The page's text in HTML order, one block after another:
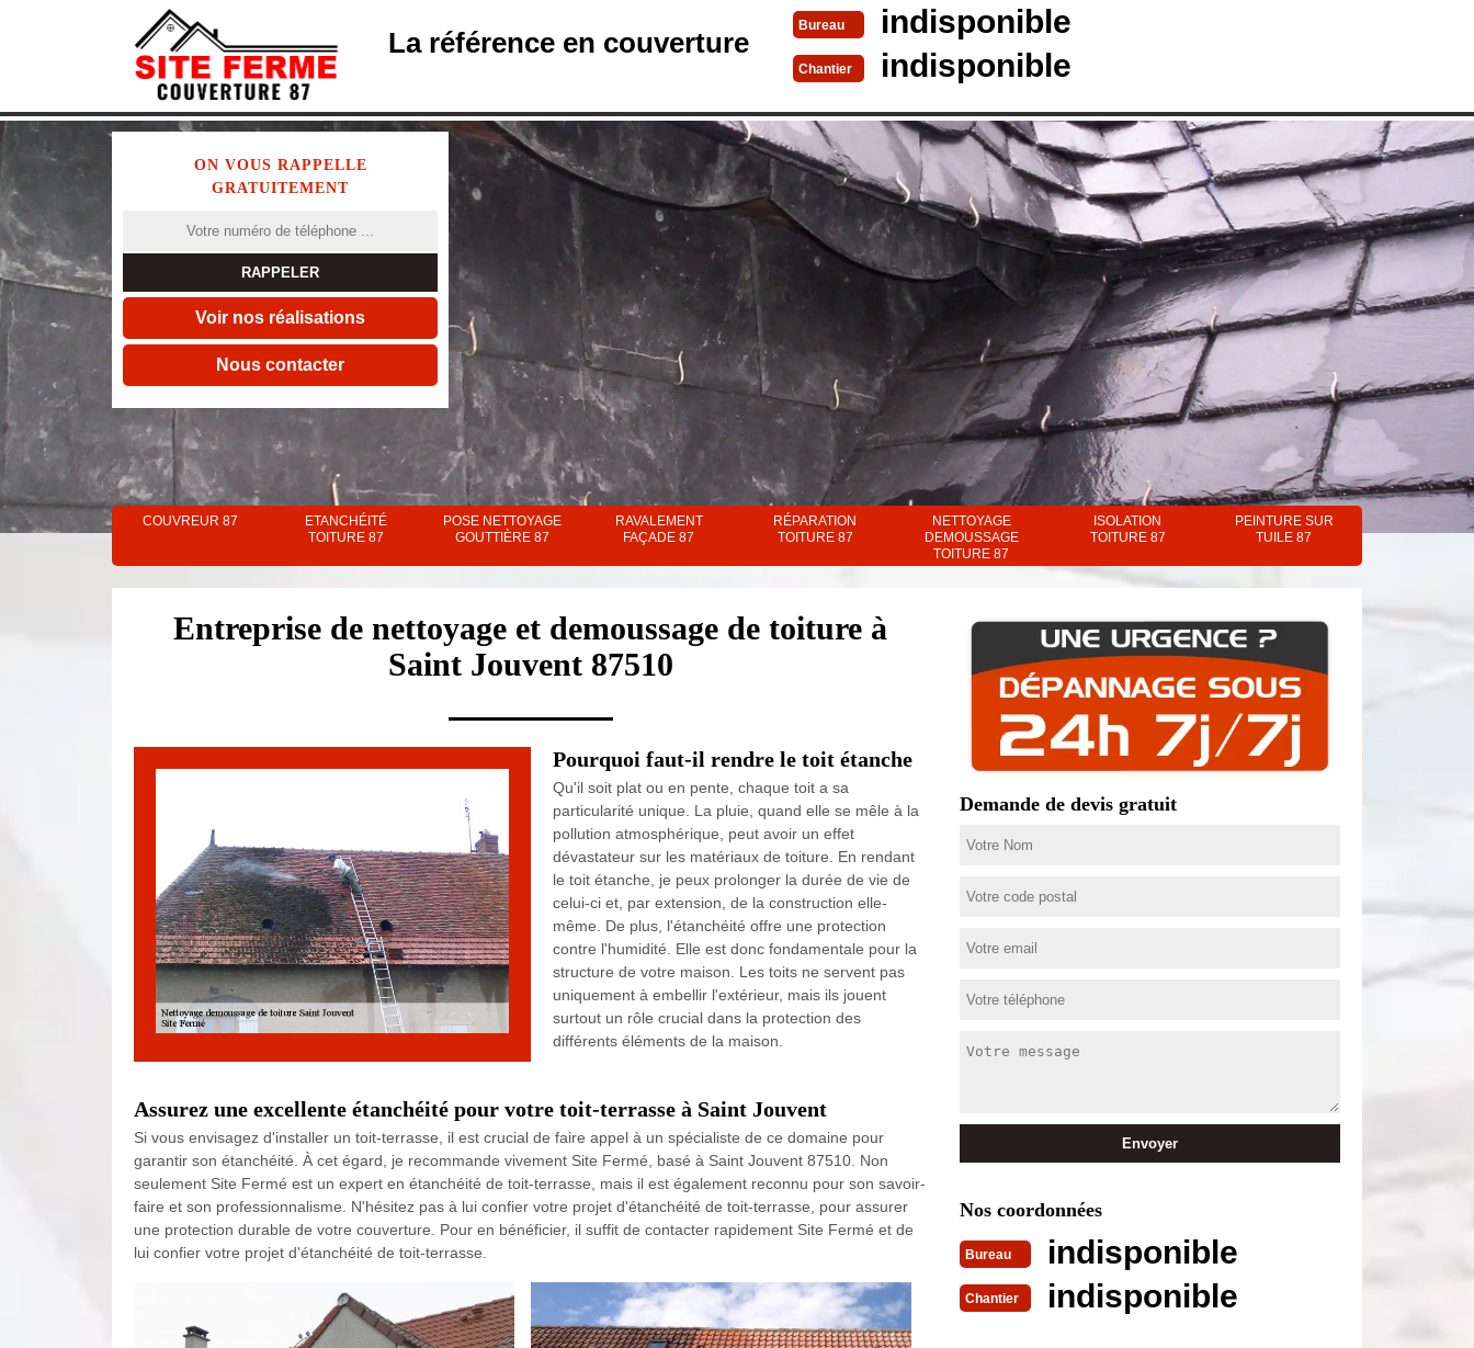
La référence en couverture
Bureau indisponible
Chantier indisponible
ON VOUS RAPPELLE
GRATUITEMENT
Voir nos réalisations
Nous contacter
COUVREUR 87
ETANCHÉITÉ
TOITURE 87
POSE NETTOYAGE
GOUTTIÈRE 87
RAVALEMENT
FAÇADE 87
RÉPARATION
TOITURE 87
NETTOYAGE
DEMOUSSAGE
TOITURE 87
ISOLATION
TOITURE 87
PEINTURE SUR
TUILE 87
Entreprise de nettoyage et demoussage de toiture à
Saint Jouvent 87510
Pourquoi faut-il rendre le toit étanche
Qu'il soit plat ou en pente, chaque toit a sa
particularité unique. La pluie, quand elle se mêle à la
pollution atmosphérique, peut avoir un effet
dévastateur sur les matériaux de toiture. En rendant
le toit étanche, je peux prolonger la durée de vie de
celui-ci et, par extension, de la construction elle-
même. De plus, l'étanchéité offre une protection
contre l'humidité. Elle est donc fondamentale pour la
structure de votre maison. Les toits ne servent pas
uniquement à embellir l'extérieur, mais ils jouent
surtout un rôle crucial dans la protection des
différents éléments de la maison.
Assurez une excellente étanchéité pour votre toit-terrasse à Saint Jouvent
Si vous envisagez d'installer un toit-terrasse, il est crucial de faire appel à un spécialiste de ce domaine pour
garantir son étanchéité. À cet égard, je recommande vivement Site Fermé, basé à Saint Jouvent 87510. Non
seulement Site Fermé est un expert en étanchéité de toit-terrasse, mais il est également reconnu pour son savoir-
faire et son professionnalisme. N'hésitez pas à lui confier votre projet d'étanchéité de toit-terrasse, pour assurer
une protection durable de votre couverture. Pour en bénéficier, il suffit de contacter rapidement Site Fermé et de
lui confier votre projet d'étanchéité de toit-terrasse.
Demande de devis gratuit
Nos coordonnées
Bureau indisponible
Chantier indisponible